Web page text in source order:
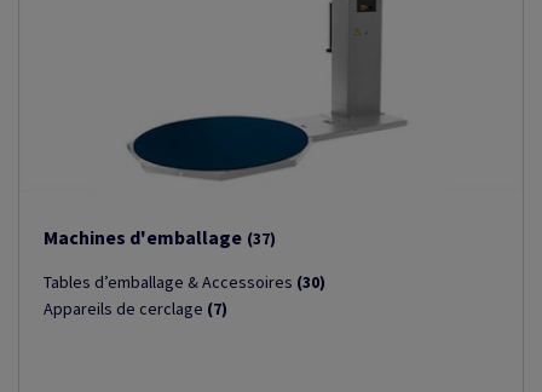
Machines d'emballage (37)
Tables d’emballage & Accessoires (30)
Appareils de cerclage (7)